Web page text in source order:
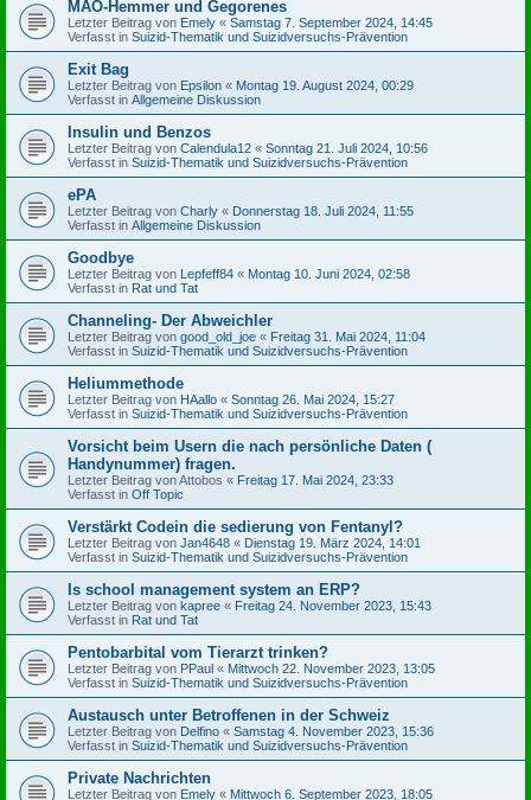
MAO-Hemmer und Gegorenes
Letzter Beitrag von Emely « Samstag 7. September 2024, 14:45
Verfasst in Suizid-Thematik und Suizidversuchs-Prävention
Exit Bag
Letzter Beitrag von Epsilon « Montag 19. August 2024, 00:29
Verfasst in Allgemeine Diskussion
Insulin und Benzos
Letzter Beitrag von Calendula12 « Sonntag 21. Juli 2024, 10:56
Verfasst in Suizid-Thematik und Suizidversuchs-Prävention
ePA
Letzter Beitrag von Charly « Donnerstag 18. Juli 2024, 11:55
Verfasst in Allgemeine Diskussion
Goodbye
Letzter Beitrag von Lepfeff84 « Montag 10. Juni 2024, 02:58
Verfasst in Rat und Tat
Channeling- Der Abweichler
Letzter Beitrag von good_old_joe « Freitag 31. Mai 2024, 11:04
Verfasst in Suizid-Thematik und Suizidversuchs-Prävention
Heliummethode
Letzter Beitrag von HAallo « Sonntag 26. Mai 2024, 15:27
Verfasst in Suizid-Thematik und Suizidversuchs-Prävention
Vorsicht beim Usern die nach persönliche Daten (
Handynummer) fragen.
Letzter Beitrag vonAttobos « Freitag 17. Mai 2024, 23:33
Verfasst in Off Topic
Verstärkt Codein die sedierung von Fentanyl?
Letzter Beitrag von Jan4648 « Dienstag 19. März 2024, 14:01
Verfasst in Suizid-Thematik und Suizidversuchs-Prävention
Is school management system an ERP?
Letzter Beitrag von kapree « Freitag 24. November 2023, 15:43
Verfasst in Rat und Tat
Pentobarbital vom Tierarzt trinken?
Letzter Beitrag von PPaul « Mittwoch 22. November 2023, 13:05
Verfasst in Suizid-Thematik und Suizidversuchs-Prävention
Austausch unter Betroffenen in der Schweiz
Letzter Beitrag von Delfino « Samstag 4. November 2023, 15:36
Verfasst in Suizid-Thematik und Suizidversuchs-Prävention
Private Nachrichten
Letzter Beitrag von Emely « Mittwoch 6. September 2023, 18:05